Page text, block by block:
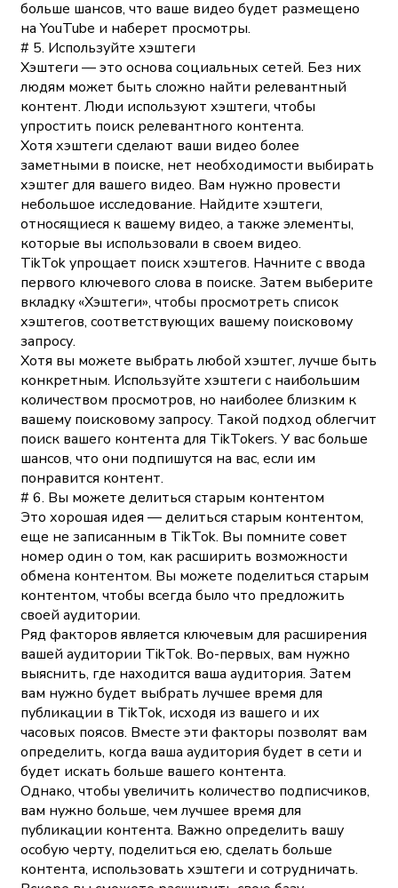
больше шансов, что ваше видео будет размещено
на YouTube и наберет просмотры.
# 5. Используйте хэштеги
Хэштеги — это основа социальных сетей. Без них
людям может быть сложно найти релевантный
контент. Люди используют хэштеги, чтобы
упростить поиск релевантного контента.
Хотя хэштеги сделают ваши видео более
заметными в поиске, нет необходимости выбирать
хэштег для вашего видео. Вам нужно провести
небольшое исследование. Найдите хэштеги,
относящиеся к вашему видео, а также элементы,
которые вы использовали в своем видео.
TikTok упрощает поиск хэштегов. Начните с ввода
первого ключевого слова в поиске. Затем выберите
вкладку «Хэштеги», чтобы просмотреть список
хэштегов, соответствующих вашему поисковому
запросу.
Хотя вы можете выбрать любой хэштег, лучше быть
конкретным. Используйте хэштеги с наибольшим
количеством просмотров, но наиболее близким к
вашему поисковому запросу. Такой подход облегчит
поиск вашего контента для TikTokers. У вас больше
шансов, что они подпишутся на вас, если им
понравится контент.
# 6. Вы можете делиться старым контентом
Это хорошая идея — делиться старым контентом,
еще не записанным в TikTok. Вы помните совет
номер один о том, как расширить возможности
обмена контентом. Вы можете поделиться старым
контентом, чтобы всегда было что предложить
своей аудитории.
Ряд факторов является ключевым для расширения
вашей аудитории TikTok. Во-первых, вам нужно
выяснить, где находится ваша аудитория. Затем
вам нужно будет выбрать лучшее время для
публикации в TikTok, исходя из вашего и их
часовых поясов. Вместе эти факторы позволят вам
определить, когда ваша аудитория будет в сети и
будет искать больше вашего контента.
Однако, чтобы увеличить количество подписчиков,
вам нужно больше, чем лучшее время для
публикации контента. Важно определить вашу
особую черту, поделиться ею, сделать больше
контента, использовать хэштеги и сотрудничать.